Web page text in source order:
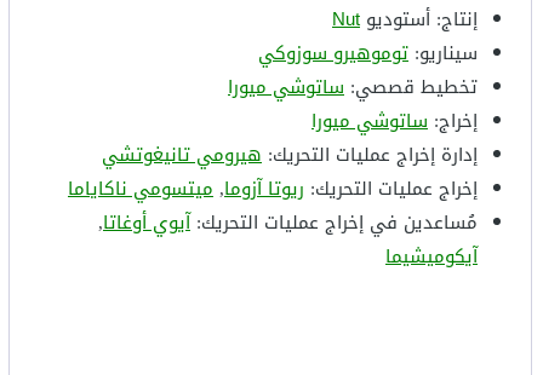
إنتاج: أستوديو Nut
سيناريو: توموهيرو سوزوكي
تخطيط قصصي: ساتوشي ميورا
إخراج: ساتوشي ميورا
إدارة إخراج عمليات التحريك: هيرومي تانيغوتشي
إخراج عمليات التحريك: ريوتا آزوما,ميتسومي ناكاياما
مُساعدين في إخراج عمليات التحريك:آيوي أوغاتا,
آيكوميشيما